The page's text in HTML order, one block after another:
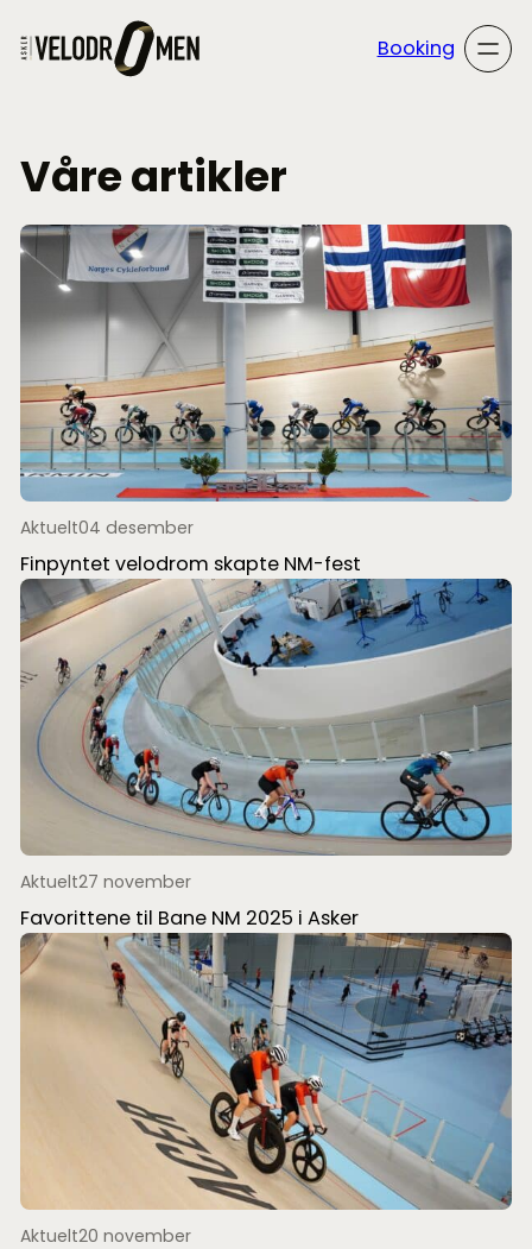
innhold
Booking
Våre artikler
Aktuelt04 desember
Finpyntet velodrom skapte NM-fest
Aktuelt27 november
Favorittene til Bane NM 2025 i Asker
Aktuelt20 november